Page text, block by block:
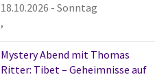
18.10.2026 - Sonntag
,
Mystery Abend mit Thomas
Ritter: Tibet – Geheimnisse auf